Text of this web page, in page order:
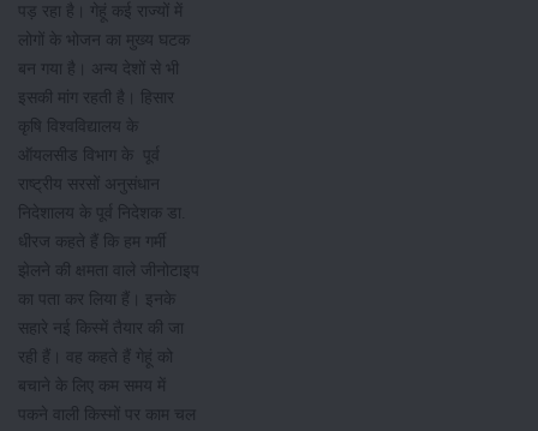
पड़ रहा है। गेहूं कई राज्यों में
लोगों के भोजन का मुख्य घटक
बन गया है। अन्य देशों से भी
इसकी मांग रहती है। हिसार
कृषि विश्वविद्यालय के
ऑयलसीड विभाग के पूर्व
राष्ट्रीय सरसों अनुसंधान
निदेशालय के पूर्व निदेशक डा.
धीरज कहते हैं कि हम गर्मी
झेलने की क्षमता वाले जीनोटाइप
का पता कर लिया हैं। इनके
सहारे नई किस्में तैयार की जा
रही हैं। वह कहते हैं गेहूं को
बचाने के लिए कम समय में
पकने वाली किस्मों पर काम चल